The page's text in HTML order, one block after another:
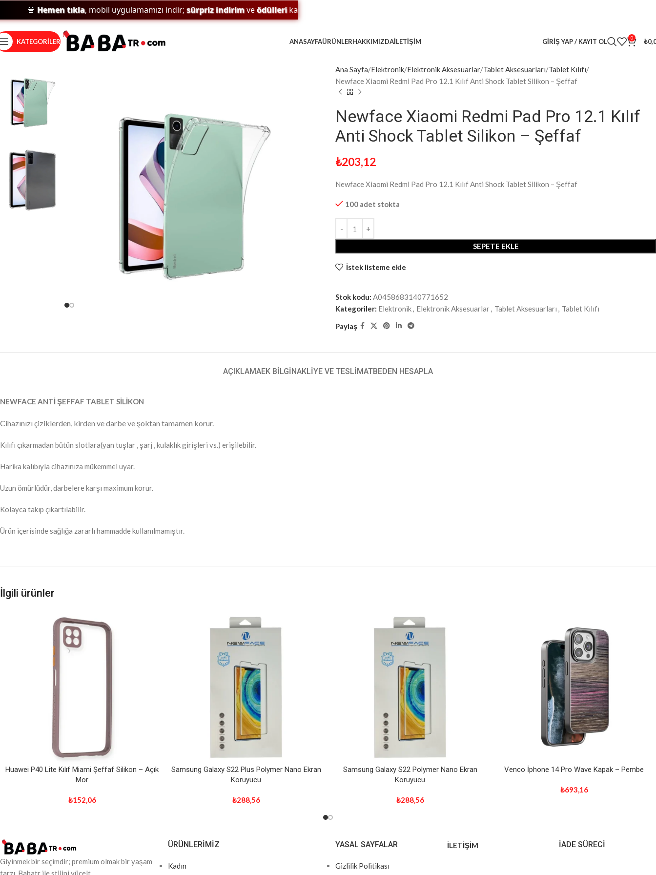
Hemen tıkla, mobil uygulamamızı indir;sürpriz indirimveödüllerikaçırma! 🎁
KATEGORILER ANASAYFAÜRÜNLERHAKKIMIZDAİLETIŞIM GIRIŞ YAP / KAYIT OL 0 ₺
Ana Sayfa Elektronik Elektronik Aksesuarlar Tablet Aksesuarları Tablet Kılıfı
Newface Xiaomi Redmi Pad Pro 12.1 Kılıf Anti Shock Tablet Silikon – Şeffaf
Newface Xiaomi Redmi Pad Pro 12.1 Kılıf
Anti Shock Tablet Silikon – Şeffaf
₺203,12
Newface Xiaomi Redmi Pad Pro 12.1 Kılıf Anti Shock Tablet Silikon – Şeffaf
100 adet stokta
SEPETE EKLE
İstek listeme ekle
Stok kodu: A0458683140771652
Kategoriler: Elektronik, Elektronik Aksesuarlar, Tablet Aksesuarları , Tablet Kılıfı
Paylaş
AÇIKLAMAEK BILGINAKLIYE VE TESLIMATBEDEN HESAPLA
NEWFACE ANTİ ŞEFFAF TABLET SİLİKON
Cihazınızı çiziklerden, kirden ve darbe ve şoktan tamamen korur.
Kılıfı çıkarmadan bütün slotlara(yan tuşlar , şarj , kulaklık girişleri vs.) erişilebilir.
Harika kalıbıyla cihazınıza mükemmel uyar.
Uzun ömürlüdür, darbelere karşı maximum korur.
Kolayca takıp çıkartılabilir.
Ürün içerisinde sağlığa zararlı hammadde kullanılmamıştır.
İlgili ürünler
Huawei P40 Lite Kılıf Miami Şeffaf Silikon – Açık
Mor
₺152,06
Samsung Galaxy S22 Plus Polymer Nano Ekran
Koruyucu
₺288,56
Samsung Galaxy S22 Polymer Nano Ekran
Koruyucu
₺288,56
Venco İphone 14 Pro Wave Kapak – Pembe
₺693,16
Giyinmek bir seçimdir; premium olmak bir yaşam
tarzı. Babatr ile stilini yücelt.
ÜRÜNLERIMIZ
Kadın
YASAL SAYFALAR
Gizlilik Politikası
İLETİŞİM İADE SÜRECİ